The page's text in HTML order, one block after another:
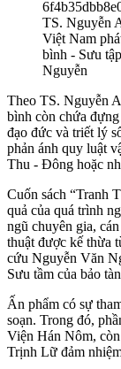
TS. Nguyễn
Việt Nam
bình - Sưu
Nguyễn
Theo TS. Nguyễn
bình còn chứa
đạo đức và triết lý
phản ánh quy luật
Thu - Đông hoặc
Cuốn sách “Tranh
quả của quá trình
ngũ chuyên gia,
thuật được kế thừa
cứu Nguyễn Văn
Sưu tầm của bảo
Ấn phẩm có sự
soạn. Trong đó,
Viện Hán Nôm,
Trịnh Lữ đảm